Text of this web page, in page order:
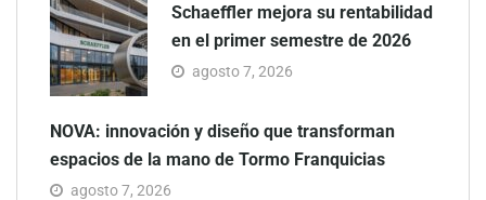
Schaeffler mejora su rentabilidad
en el primer semestre de 2026
agosto 7, 2026
NOVA: innovación y diseño que transforman
espacios de la mano de Tormo Franquicias
agosto 7, 2026